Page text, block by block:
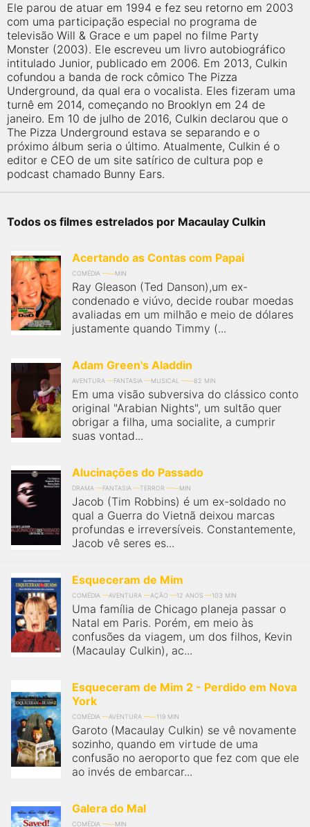
Ele parou de atuar em 1994 e fez seu retorno em 2003
com uma participação especial no programa de
televisão Will & Grace e um papel no filme Party
Monster (2003). Ele escreveu um livro autobiográfico
intitulado Junior, publicado em 2006. Em 2013, Culkin
cofundou a banda de rock cômico The Pizza
Underground, da qual era o vocalista. Eles fizeram uma
turnê em 2014, começando no Brooklyn em 24 de
janeiro. Em 10 de julho de 2016, Culkin declarou que o
The Pizza Underground estava se separando e o
próximo álbum seria o último. Atualmente, Culkin é o
editor e CEO de um site satírico de cultura pop e
podcast chamado Bunny Ears.
Todos os filmes estrelados por Macaulay Culkin
Acertando as Contas com Papai
COMÉDIA MIN
Ray Gleason (Ted Danson),um ex-
condenado e viúvo, decide roubar moedas
avaliadas em um milhão e meio de dólares
justamente quando Timmy (...
Adam Green's Aladdin
AVENTURA FANTASIA MUSICAL 82 MIN
Em uma visão subversiva do clássico conto
original "Arabian Nights", um sultão quer
obrigar a filha, uma socialite, a cumprir
suas vontad...
Alucinações do Passado
DRAMA FANTASIA TERROR MIN
Jacob (Tim Robbins) é um ex-soldado no
qual a Guerra do Vietnã deixou marcas
profundas e irreversíveis. Constantemente,
Jacob vê seres es...
Esqueceram de Mim
COMÉDIA AVENTURA AÇÃO 12 ANOS 103 MIN
Uma família de Chicago planeja passar o
Natal em Paris. Porém, em meio às
confusões da viagem, um dos filhos, Kevin
(Macaulay Culkin), ac...
Esqueceram de Mim 2 - Perdido em Nova
York
COMÉDIA AVENTURA 119 MIN
Garoto (Macaulay Culkin) se vê novamente
sozinho, quando em virtude de uma
confusão no aeroporto que fez com que ele
ao invés de embarcar...
Galera do Mal
COMÉDIA MIN